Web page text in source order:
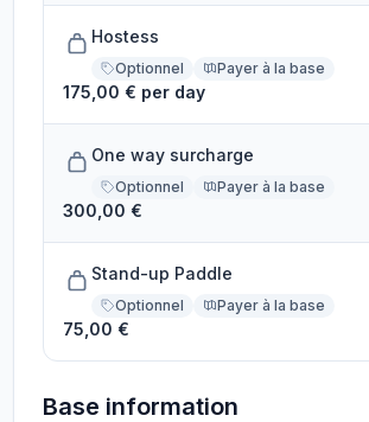
Hostess
Optionnel Payer à la base
175,00 € per day
One way surcharge
Optionnel Payer à la base
300,00 €
Stand-up Paddle
Optionnel Payer à la base
75,00 €
Base information